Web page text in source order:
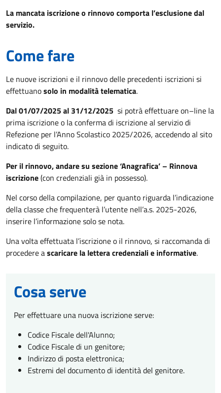
La mancata iscrizione o rinnovo comporta l’esclusione dal
servizio.
Come fare
Le nuove iscrizioni e il rinnovo delle precedenti iscrizioni si
effettuanosolo in modalità telematica.
Dal 01/07/2025 al 31/12/2025 si potrà effettuare on–line la
prima iscrizione o la conferma di iscrizione al servizio di
Refezione per l’Anno Scolastico 2025/2026, accedendo al sito
indicato di seguito.
Per il rinnovo, andare su sezione ‘Anagrafica’ – Rinnova
iscrizione(con credenziali già in possesso).
Nel corso della compilazione, per quanto riguarda l’indicazione
della classe che frequenterà l’utente nell’a.s. 2025-2026,
inserire l’informazione solo se nota.
Una volta effettuata l’iscrizione o il rinnovo, si raccomanda di
procedere ascaricare la lettera credenziali e informative.
Cosa serve
Per effettuare una nuova iscrizione serve:
Codice Fiscale dell'Alunno;
Codice Fiscale di un genitore;
Indirizzo di posta elettronica;
Estremi del documento di identità del genitore.